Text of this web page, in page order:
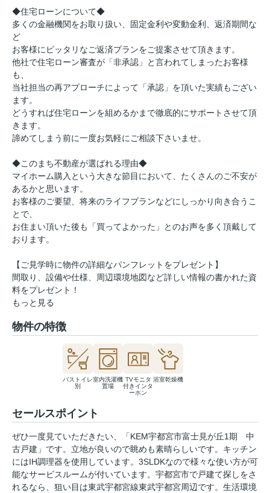
◆住宅ローンについて◆
多くの金融機関をお取り扱い、固定金利や変動金利、返済期間な
ど
お客様にピッタリなご返済プランをご提案させて頂きます。
他社で住宅ローン審査が「非承認」と言われてしまったお客様
も、
当社担当の再アプローチによって「承認」を頂いた実績もござい
ます。
どうすれば住宅ローンを組めるかまで徹底的にサポートさせて頂
きます。
諦めてしまう前に一度お気軽にご相談下さいませ。
◆このまち不動産が選ばれる理由◆
マイホーム購入という大きな節目において、たくさんのご不安が
あるかと思います。
お客様のご要望、将来のライフプランなどにしっかり向き合うこ
とで、
お住まい頂いた後も「買ってよかった」とのお声を多く頂戴して
おります。
【ご見学時に物件の詳細なパンフレットをプレゼント】
間取り、設備や仕様、周辺環境地図など詳しい情報の書かれた資
料をプレゼント！
もっと見る
物件の特徴
バストイレ
別
室内洗濯機
置場
TVモニタ
付きインタ
ーホン
浴室乾燥機
セールスポイント
ぜひ一度見ていただきたい、「KEM宇都宮市富士見が丘1期 中
古戸建」です。立地が良いので眺めも素晴らしいです。キッチン
にはIH調理器を使用しています。3SLDKなので様々な使い方が可
能なサービスルームが付いています。宇都宮市で戸建て探しをさ
れるなら、狙い目は東武宇都宮線東武宇都宮周辺です。生活環境